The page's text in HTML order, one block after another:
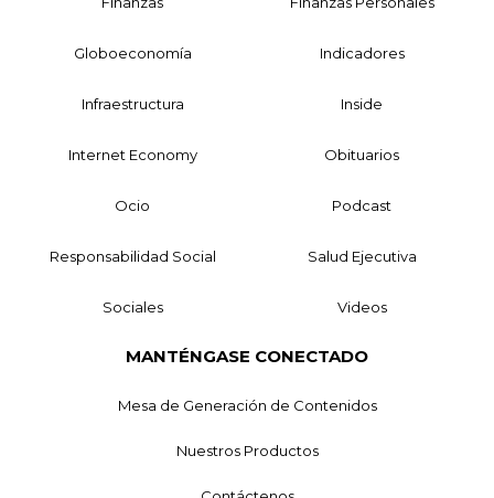
Globoeconomía Indicadores
Infraestructura Inside
Internet Economy Obituarios
Ocio Podcast
Responsabilidad Social Salud Ejecutiva
Sociales Videos
MANTÉNGASE CONECTADO
Mesa de Generación de Contenidos
Nuestros Productos